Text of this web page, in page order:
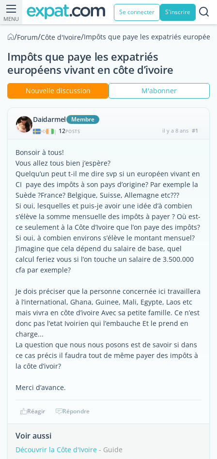
MENU
Se connecter S'inscrire
/Forum/Côte d'Ivoire/Impôts que paye les expatriés
Impôts que paye les expatriés
européens vivant en côte d’ivoire
Nouvelle discussion M'abonner
Daidarmel Membre
| 12POSTS il y a 8 ans #1
Bonsoir à tous!
Vous allez tous bien j’espère?
Quelqu’un peut t-il me dire svp si un européen vivant en
CI paye des impôts à son pays d’origine? Par exemple la
Suède ?France? Belgique, Suisse, Allemagne etc???
Si oui, lesquelles et puis-je avoir une idée d’à combien
s’élève la somme mensuelle des impôts à payer ? Où est-
ce seulement à la Côte d’Ivoire que l’on paye des impôts?
Si oui, à combien environs s’élève le montant mensuel?
J’imagine que cela dépend du salaire de base, quel
calcul feriez vous si l’on touche un salaire de 3.500.000
cfa par exemple?
Je dois préciser que la personne concernée ici travaillera
à l’international, Ghana, Guinee, Mali, Egypte, Laos etc
mais vivra en côte d’ivoire Avec sa petite famille. Ce n’est
donc pas l’etat Ivoirien qui l’embauche Et le prend en
charge...
La question que nous nous posons est de savoir si dans
ce cas précis il faudra tout de même payer des impôts à
la côte d’ivoir?
Merci d’avance.
Réagir Répondre
Voir aussi
Découvrir la Côte d'Ivoire - Guide